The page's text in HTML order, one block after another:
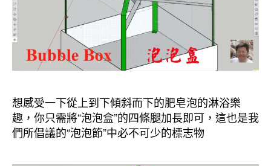
想感受一下從上到下傾斜而下的肥皂泡的淋浴樂
趣，你只需將“泡泡盒”的四條腿加長即可，這也是我
們所倡議的“泡泡節”中必不可少的標志物